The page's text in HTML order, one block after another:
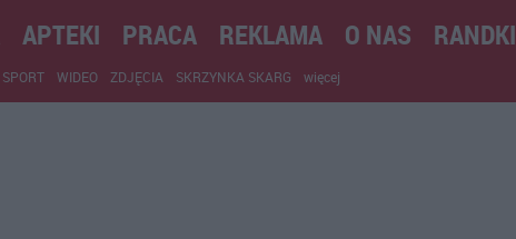
APTEKI PRACA REKLAMA O NAS RANDKI
SPORT WIDEO ZDJĘCIA SKRZYNKA SKARG więcej